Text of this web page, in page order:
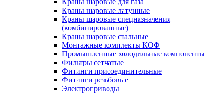
Краны шаровые для газа
Краны шаровые латунные
Краны шаровые спецназначения
(комбинированные)
Краны шаровые стальные
Монтажные комплекты КОФ
Промышленные холодильные компоненты
Фильтры сетчатые
Фитинги присоединительные
Фитинги резьбовые
Электроприводы